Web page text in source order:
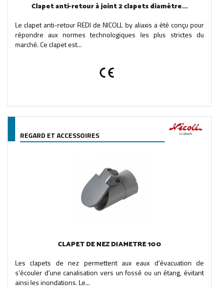
Clapet anti-retour à joint 2 clapets diamètre...
Le clapet anti-retour REDI de NICOLL by aliaxis a été conçu pour
répondre aux normes technologiques les plus strictes du
marché. Ce clapet est...
REGARD ET ACCESSOIRES
CLAPET DE NEZ DIAMETRE 100
Les clapets de nez permettent aux eaux d’évacuation de
s’écouler d’une canalisation vers un fossé ou un étang, évitant
ainsi les inondations. Le...